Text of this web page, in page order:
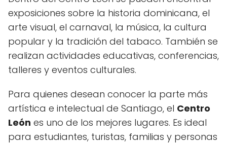
exposiciones sobre la historia dominicana, el
arte visual, el carnaval, la música, la cultura
popular y la tradición del tabaco. También se
realizan actividades educativas, conferencias,
talleres y eventos culturales.
Para quienes desean conocer la parte más
artística e intelectual de Santiago, el Centro
León es uno de los mejores lugares. Es ideal
para estudiantes, turistas, familias y personas